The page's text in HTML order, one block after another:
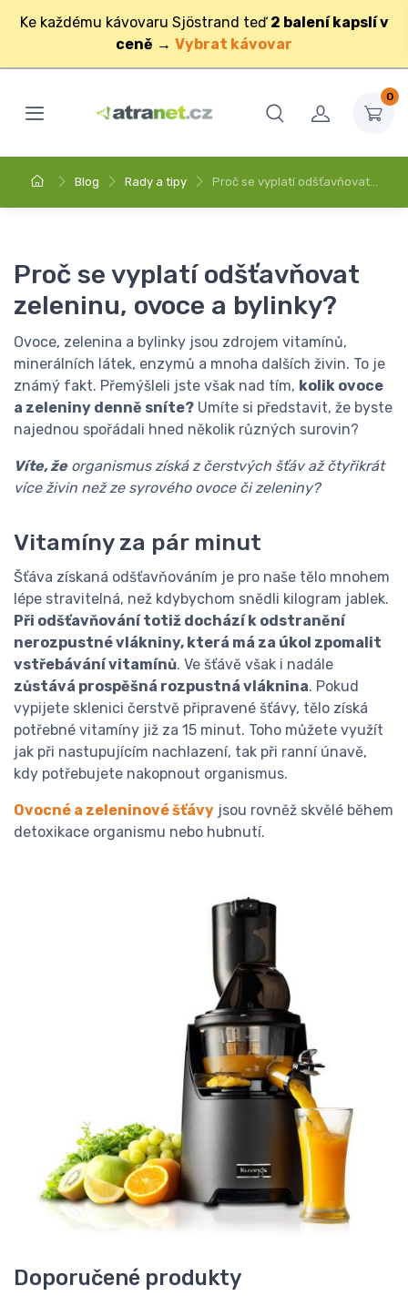
Ke každému kávovaru Sjöstrand teď 2 balení kapslí v
ceně → Vybrat kávovar
0
Blog Rady a tipy Proč se vyplatí odšťavňovat…
Proč se vyplatí odšťavňovat
zeleninu, ovoce a bylinky?
Ovoce, zelenina a bylinky jsou zdrojem vitamínů,
minerálních látek, enzymů a mnoha dalších živin. To je
známý fakt. Přemýšleli jste však nad tím, kolik ovoce
a zeleniny denně sníte? Umíte si představit, že byste
najednou spořádali hned několik různých surovin?
Víte, žeorganismus získá z čerstvých šťáv až čtyřikrát
více živin než ze syrového ovoce či zeleniny?
Vitamíny za pár minut
Šťáva získaná odšťavňováním je pro naše tělo mnohem
lépe stravitelná, než kdybychom snědli kilogram jablek.
Při odšťavňování totiž dochází k odstranění
nerozpustné vlákniny, která má za úkol zpomalit
vstřebávání vitamínů. Ve šťávě však i nadále
zůstává prospěšná rozpustná vláknina. Pokud
vypijete sklenici čerstvě připravené šťávy, tělo získá
potřebné vitamíny již za 15 minut. Toho můžete využít
jak při nastupujícím nachlazení, tak při ranní únavě,
kdy potřebujete nakopnout organismus.
Ovocné a zeleninové šťávy jsou rovněž skvělé během
detoxikace organismu nebo hubnutí.
Doporučené produkty